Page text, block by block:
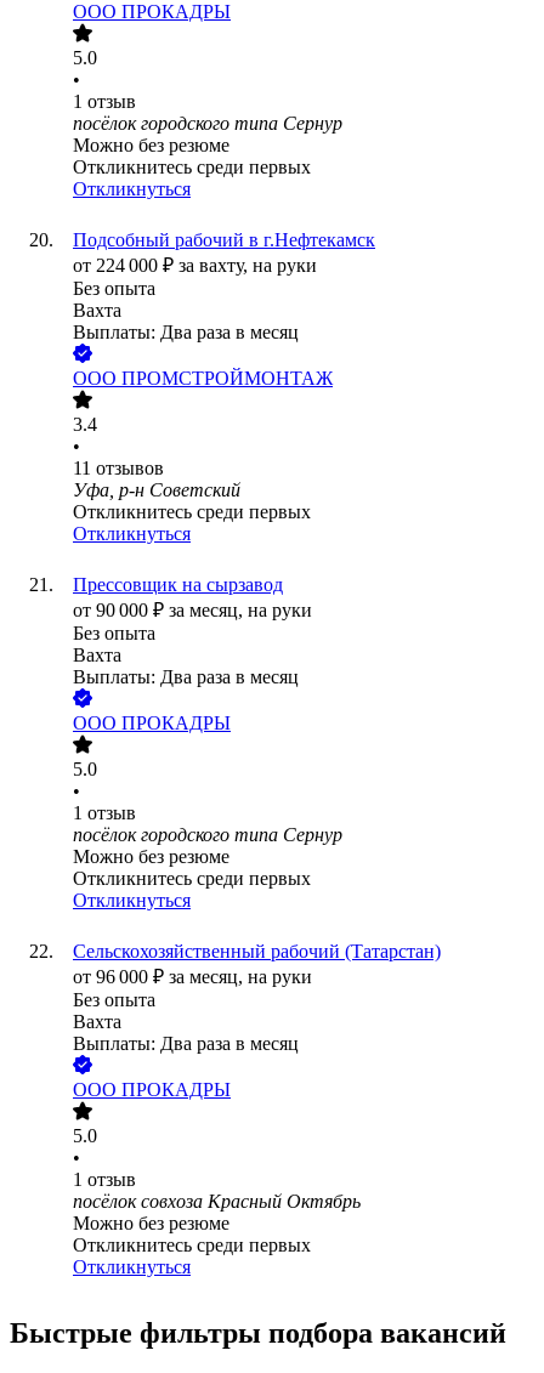
ООО ПРОКАДРЫ
5.0
•
1 отзыв
посёлок городского типа Сернур
Можно без резюме
Откликнитесь среди первых
Откликнуться
Подсобный рабочий в г.Нефтекамск
от 224 000 ₽ за вахту, на руки
Без опыта
Вахта
Выплаты: Два раза в месяц
ООО ПРОМСТРОЙМОНТАЖ
3.4
•
11 отзывов
Уфа, р-н Советский
Откликнитесь среди первых
Откликнуться
Прессовщик на сырзавод
от 90 000 ₽ за месяц, на руки
Без опыта
Вахта
Выплаты: Два раза в месяц
ООО ПРОКАДРЫ
5.0
•
1 отзыв
посёлок городского типа Сернур
Можно без резюме
Откликнитесь среди первых
Откликнуться
Сельскохозяйственный рабочий (Татарстан)
от 96 000 ₽ за месяц, на руки
Без опыта
Вахта
Выплаты: Два раза в месяц
ООО ПРОКАДРЫ
5.0
•
1 отзыв
посёлок совхоза Красный Октябрь
Можно без резюме
Откликнитесь среди первых
Откликнуться
Быстрые фильтры подбора вакансий